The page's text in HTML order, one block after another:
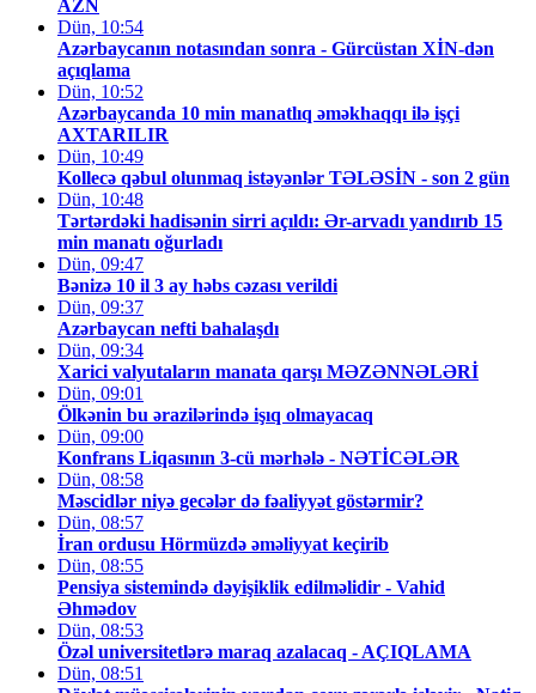
AZN
Dün, 10:54
Azərbaycanın notasından sonra - Gürcüstan XİN-dən
açıqlama
Dün, 10:52
Azərbaycanda 10 min manatlıq əməkhaqqı ilə işçi
AXTARILIR
Dün, 10:49
Kollecə qəbul olunmaq istəyənlər TƏLƏSİN - son 2 gün
Dün, 10:48
Tərtərdəki hadisənin sirri açıldı: Ər-arvadı yandırıb 15
min manatı oğurladı
Dün, 09:47
Bənizə 10 il 3 ay həbs cəzası verildi
Dün, 09:37
Azərbaycan nefti bahalaşdı
Dün, 09:34
Xarici valyutaların manata qarşı MƏZƏNNƏLƏRİ
Dün, 09:01
Ölkənin bu ərazilərində işıq olmayacaq
Dün, 09:00
Konfrans Liqasının 3-cü mərhələ - NƏTİCƏLƏR
Dün, 08:58
Məscidlər niyə gecələr də fəaliyyət göstərmir?
Dün, 08:57
İran ordusu Hörmüzdə əməliyyat keçirib
Dün, 08:55
Pensiya sistemində dəyişiklik edilməlidir - Vahid
Əhmədov
Dün, 08:53
Özəl universitetlərə maraq azalacaq - AÇIQLAMA
Dün, 08:51